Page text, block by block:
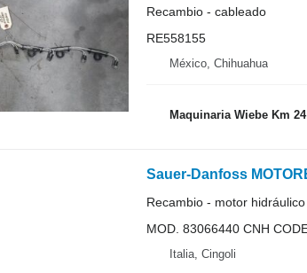
Recambio - cableado
RE558155
México, Chihuahua
Maquinaria Wiebe Km
Recambio - motor hidráulico
MOD. 83066440 CNH
Italia, Cingoli